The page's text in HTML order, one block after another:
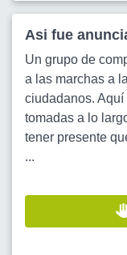
Asi fue
Un grupo de
a las marchas a
ciudadanos.
tomadas a lo
tener presente
...